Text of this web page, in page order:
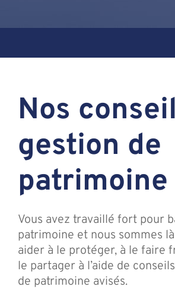
Nos
gestion de
patrimoine
Vous avez travaillé fort pour
patrimoine et nous sommes
aider à le protéger, à le faire
le partager à l’aide de
de patrimoine avisés.